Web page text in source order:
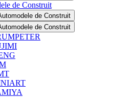
de Construit
de Construit
de Construit